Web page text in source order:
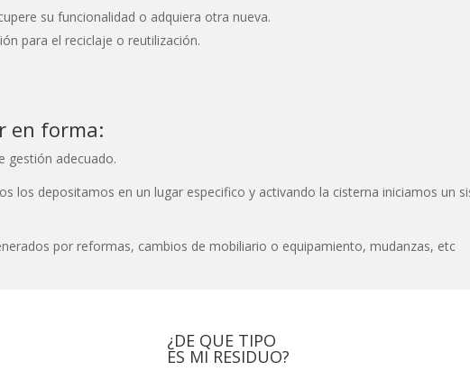
su funcionalidad o adquiera otra nueva.
para el reciclaje o reutilización.
en forma:
gestión adecuado.
los depositamos en un lugar especifico y activando la cisterna iniciamos
por reformas, cambios de mobiliario o equipamiento, mudanzas, etc
¿DE QUE TIPO
ES MI RESIDUO?